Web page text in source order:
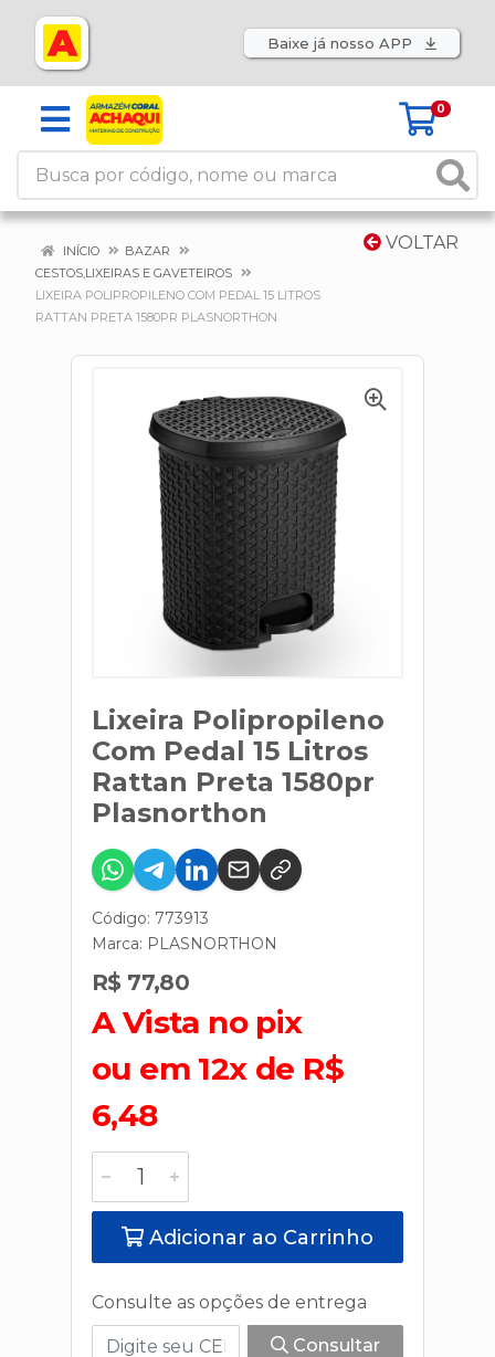
Baixe já nosso APP
0
VOLTAR
INÍCIO
BAZAR
CESTOS,LIXEIRAS E GAVETEIROS
LIXEIRA POLIPROPILENO COM PEDAL 15 LITROS
RATTAN PRETA 1580PR PLASNORTHON
Lixeira Polipropileno
Com Pedal 15 Litros
Rattan Preta 1580pr
Plasnorthon
Código: 773913
Marca: PLASNORTHON
R$ 77,80
A Vista no pix
ou em 12x de R$
6,48
Adicionar ao Carrinho
Consulte as opções de entrega
Consultar